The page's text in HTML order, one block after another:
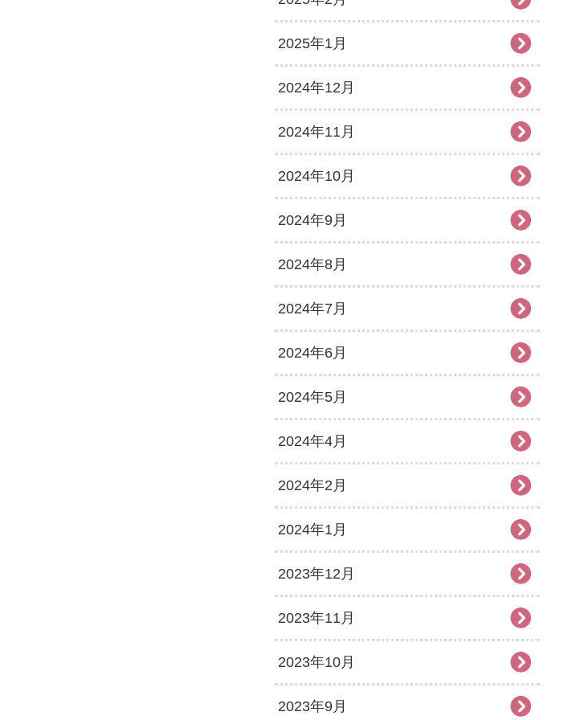
2025年1月
2024年12月
2024年11月
2024年10月
2024年9月
2024年8月
2024年7月
2024年6月
2024年5月
2024年4月
2024年2月
2024年1月
2023年12月
2023年11月
2023年10月
2023年9月